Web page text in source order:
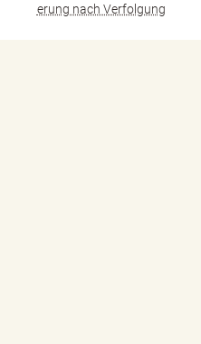
erung nach Verfolgung